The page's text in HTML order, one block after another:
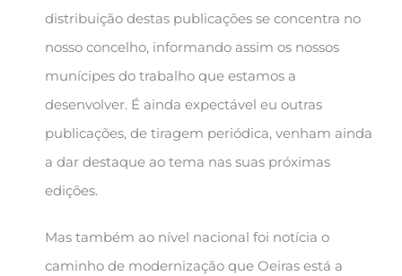
distribuição destas publicações se concentra no
nosso concelho, informando assim os nossos
munícipes do trabalho que estamos a
desenvolver. É ainda expectável eu outras
publicações, de tiragem periódica, venham ainda
a dar destaque ao tema nas suas próximas
edições.
Mas também ao nível nacional foi notícia o
caminho de modernização que Oeiras está a